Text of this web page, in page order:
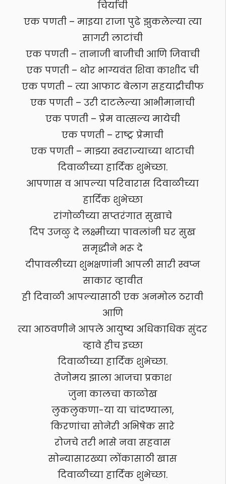
चिर्याची
एक पणती – माइया राजा पुढे झुकलेल्या त्या
सागरी लाटांची
एक पणती – तानाजी बाजीची आणि जिवाची
एक पणती – थोर भाग्यवंत शिवा काशीद ची
एक पणती – त्या आफाट बेलाग सहयाद्रीचीफ
एक पणती – उरी दाटलेल्या आभीमानाची
एक पणती – प्रेम वात्सल्य मायेची
एक पणती – राष्ट्र प्रेमाची
एक पणती – माझ्या स्वराज्याच्या थाटाची
दिवाळीच्या हार्दिक शुभेच्छा.
आपणास व आपल्या परिवारास दिवाळीच्या
हार्दिक शुभेच्छा
रांगोळीच्या सप्तरंगात सुखाचे
दिप उजळु दे लक्ष्मीच्या पावलांनी घर सुख
समृद्धीने भरू दे
दीपावलीच्या शुभक्षणांनी आपली सारी स्वप्न
साकार व्हावीत
ही दिवाळी आपल्यासाठी एक अनमोल ठरावी
आणि
त्या आठवणीने आपले आयुष्य अधिकाधिक सुंदर
व्हावे हीच इच्छा
दिवाळीच्या हार्दिक शुभेच्छा.
तेजोमय झाला आजचा प्रकाश
जुना कालचा काळोख
लुकलुकणा-या या चांदण्याला,
किरणांचा सोनेरी अभिषेक सारे
रोजचे तरी भासे नवा सहवास
सोन्यासारख्या लोंकासाठी खास
दिवाळीच्या हार्दिक शुभेच्छा.